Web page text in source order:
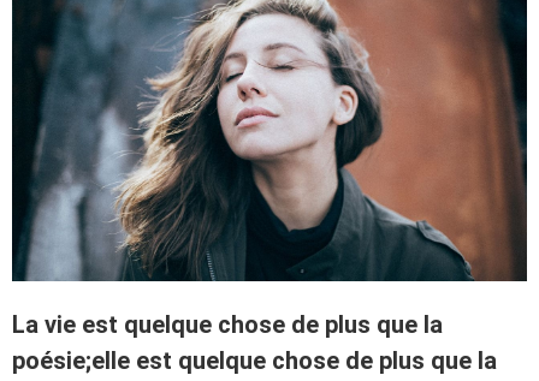
La vie est quelque chose de plus que la
poésie;elle est quelque chose de plus que la